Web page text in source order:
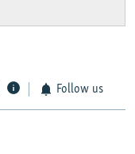
Follow us